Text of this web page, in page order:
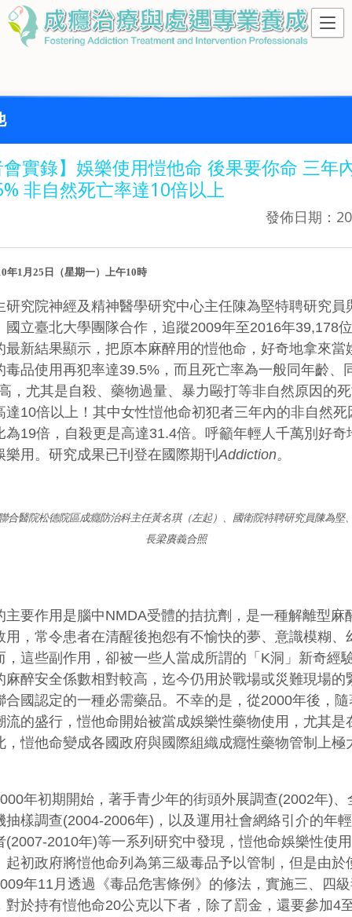
實錄】娛樂使用愷他命 後果要你命 三年
非自然死亡率達10倍以上
發佈日期：
年1 月25 日（星期一）上午10 時
研究院神經及精神醫學研究中心主任陳為堅特聘研究員
國立臺北大學團隊合作，追蹤2009年至2016年39,178
最新結果顯示，把原本麻醉用的愷他命，好奇地拿來當
毒品使用再犯率達39.5%，而且死亡率為一般同年齡、
，尤其是自殺、藥物過量、暴力毆打等非自然原因的
達10倍以上！其中女性愷他命初犯者三年內的非自然死
為19倍，自殺更是高達31.4倍。呼籲年輕人千萬別好奇
樂用。研究成果已刊登在國際期刊 Addiction。
合醫院松德院區成癮防治科主任黃名琪（左起）、國衛院特聘研究員陳為堅
長梁賡義合照
主要作用是腦中NMDA受體的拮抗劑，是一種解離型麻
用，常令患者在清醒後抱怨有不愉快的夢、意識模糊、
，這些副作用，卻被一些人當成所謂的「K洞」新奇經
麻醉安全係數相對較高，迄今仍用於戰場或災難現場的
合國認定的一種必需藥品。不幸的是，從2000年後，
流的盛行，愷他命開始被當成娛樂性藥物使用，尤其是
，愷他命變成各國政府與國際組織成癮性藥物管制上極
年初期開始，著手青少年的街頭外展調查(2002年)、
抽樣調查(2004-2006年)，以及運用社會網絡引介的年
(2007-2010年)等一系列研究中發現，愷他命娛樂性使
起初政府將愷他命列為第三級毒品予以管制，但是由於
年11月透過《毒品危害條例》的修法，實施三、四
對於持有愷他命20公克以下者，除了罰金，還要參加4